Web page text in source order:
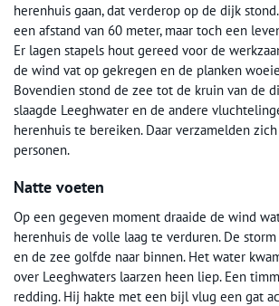
herenhuis gaan, dat verderop op de dijk
een afstand van 60 meter, maar toch een
Er lagen stapels hout gereed voor de
de wind vat op gekregen en de planken
Bovendien stond de zee tot de kruin van de
slaagde Leeghwater en de andere
herenhuis te bereiken. Daar verzamelden
personen.
Natte voeten
Op een gegeven moment draaide de wind
herenhuis de volle laag te verduren. De
en de zee golfde naar binnen. Het water
over Leeghwaters laarzen heen liep. Een
redding. Hij hakte met een bijl vlug een gat